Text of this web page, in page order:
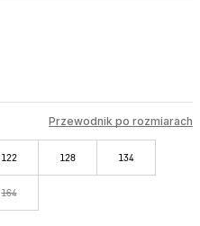
Przewodnik po rozmiarach
122 128 134
164